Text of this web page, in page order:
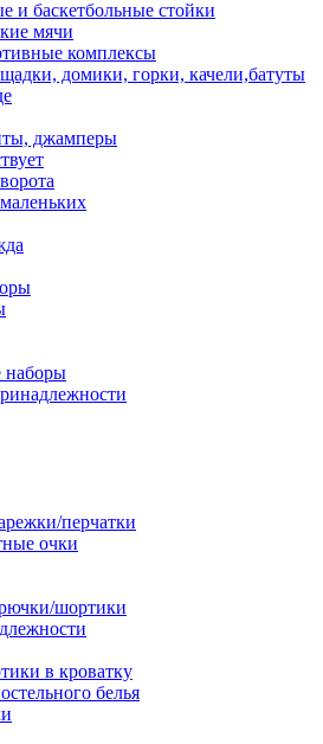
и баскетбольные стойки
мячи
комплексы
домики, горки, качели,батуты
джамперы
наборы
перчатки
очки
шортики
в кроватку
белья